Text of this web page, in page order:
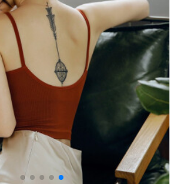
す。ヨガスポポルッ
クスの深い青さMは
100斤34 BCDを提案
します。
ベスト肌色48/110